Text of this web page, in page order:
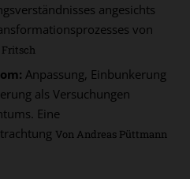
angesichts
von
Fritsch
Anpassung, Einbunkerung
als Versuchungen
Eine
Von Andreas Püttmann